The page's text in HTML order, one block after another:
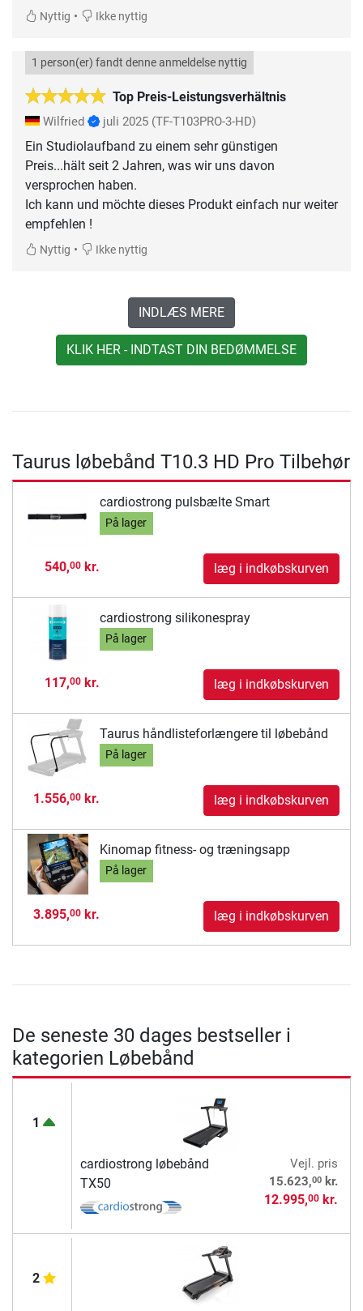
Nyttig • Ikke nyttig
Top Preis-Leistungsverhältnis
1 person(er) fandt denne anmeldelse nyttig
Wilfried juli 2025 (TF-T103PRO-3-HD)
Ein Studiolaufband zu einem sehr günstigen
Preis...hält seit 2 Jahren, was wir uns davon
versprochen haben.
Ich kann und möchte dieses Produkt einfach nur weiter
empfehlen !
Nyttig • Ikke nyttig
INDLÆS MERE
KLIK HER - INDTAST DIN BEDØMMELSE
Taurus løbebånd T10.3 HD Pro Tilbehør
cardiostrong pulsbælte Smart
På lager
540,00kr. læg i indkøbskurven
cardiostrong silikonespray
På lager
117,00kr. læg i indkøbskurven
Taurus håndlisteforlængere til løbebånd
På lager
1.556,00kr. læg i indkøbskurven
Kinomap fitness- og træningsapp
På lager
3.895,00kr. læg i indkøbskurven
De seneste 30 dages bestseller i
kategorien Løbebånd
1
cardiostrong løbebånd
TX50
Vejl. pris
15.623,00kr.
12.995,00kr.
2